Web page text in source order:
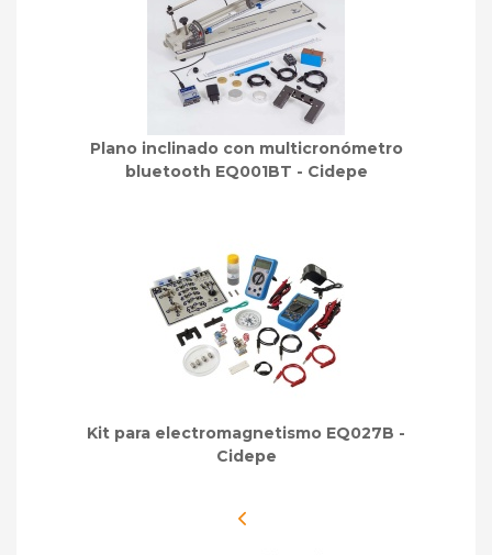
Plano inclinado con multicronómetro
bluetooth EQ001BT - Cidepe
Kit para electromagnetismo EQ027B -
Cidepe